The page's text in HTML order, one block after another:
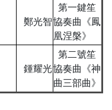
鄭光智
第一鍵笙
協奏曲《鳳
凰涅槃》
鍾耀光
第二號笙
協奏曲《神
曲三部曲》